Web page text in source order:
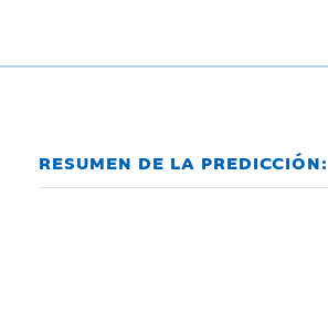
RESUMEN DE LA PREDICCIÓN: